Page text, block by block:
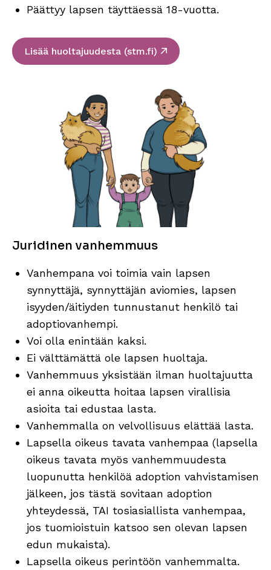
Päättyy lapsen täyttäessä 18-vuotta.
Lisää huoltajuudesta (stm.fi) Sivu avautuu
Juridinen vanhemmuus
Vanhempana voi toimia vain lapsen
synnyttäjä, synnyttäjän aviomies, lapsen
isyyden/äitiyden tunnustanut henkilö tai
adoptiovanhempi.
Voi olla enintään kaksi.
Ei välttämättä ole lapsen huoltaja.
Vanhemmuus yksistään ilman huoltajuutta
ei anna oikeutta hoitaa lapsen virallisia
asioita tai edustaa lasta.
Vanhemmalla on velvollisuus elättää lasta.
Lapsella oikeus tavata vanhempaa (lapsella
oikeus tavata myös vanhemmuudesta
luopunutta henkilöä adoption vahvistamisen
jälkeen, jos tästä sovitaan adoption
yhteydessä, TAI tosiasiallista vanhempaa,
jos tuomioistuin katsoo sen olevan lapsen
edun mukaista).
Lapsella oikeus perintöön vanhemmalta.